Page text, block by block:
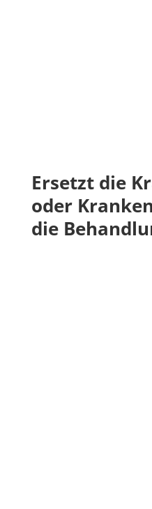
Ersetzt die
oder
die